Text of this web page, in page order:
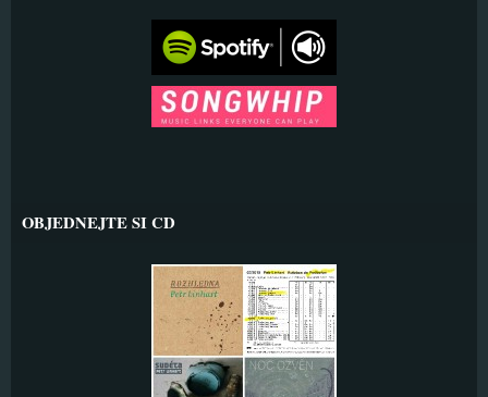
OBJEDNEJTE SI CD